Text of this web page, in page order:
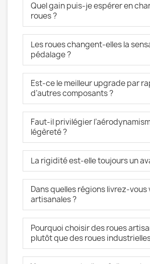
Quel gain puis-je espérer en
roues ?
Les roues changent-elles la
pédalage ?
Est-ce le meilleur upgrade par
d’autres composants ?
Faut-il privilégier
légèreté ?
La rigidité est-elle toujours un
Dans quelles régions livrez-vous
artisanales ?
Pourquoi choisir des roues
plutôt que des roues